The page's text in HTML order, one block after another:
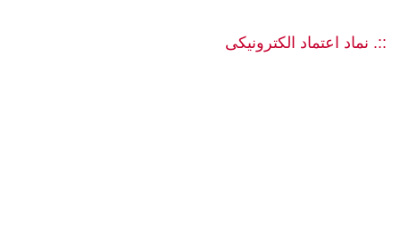
::. نماد اعتماد الکترونیکی